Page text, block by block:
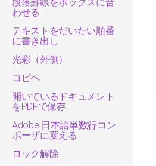
わせる
テキストをだいたい順番
に書き出し
光彩（外側）
コピペ
開いているドキュメント
をPDFで保存
Adobe 日本語単数行コン
ポーザに変える
ロック解除